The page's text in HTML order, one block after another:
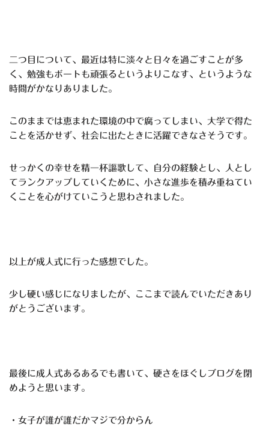
二つ目について、最近は特に淡々と日々を過ごすことが多
く、勉強もボートも頑張るというよりこなす、というような
時間がかなりありました。
このままでは恵まれた環境の中で腐ってしまい、大学で得た
ことを活かせず、社会に出たときに活躍できなさそうです。
せっかくの幸せを精一杯謳歌して、自分の経験とし、人とし
てランクアップしていくために、小さな進歩を積み重ねてい
くことを心がけていこうと思わされました。
以上が成人式に行った感想でした。
少し硬い感じになりましたが、ここまで読んでいただきあり
がとうございます。
最後に成人式あるあるでも書いて、硬さをほぐしブログを閉
めようと思います。
・女子が誰が誰だかマジで分からん